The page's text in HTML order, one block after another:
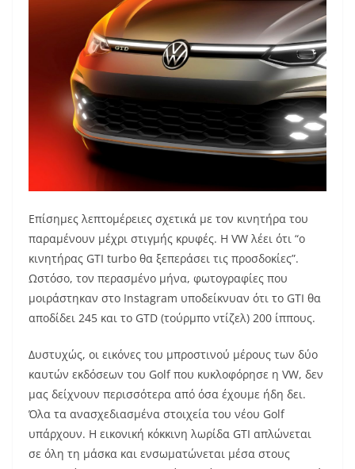
Επίσημες λεπτομέρειες σχετικά με τον κινητήρα του
παραμένουν μέχρι στιγμής κρυφές. Η VW λέει ότι “ο
κινητήρας GTI turbo θα ξεπεράσει τις προσδοκίες”.
Ωστόσο, τον περασμένο μήνα, φωτογραφίες που
μοιράστηκαν στο Instagram υποδείκνυαν ότι το GTI θα
αποδίδει 245 και το GTD (τούρμπο ντίζελ) 200 ίππους.
Δυστυχώς, οι εικόνες του μπροστινού μέρους των δύο
καυτών εκδόσεων του Golf που κυκλοφόρησε η VW, δεν
μας δείχνουν περισσότερα από όσα έχουμε ήδη δει.
Όλα τα ανασχεδιασμένα στοιχεία του νέου Golf
υπάρχουν. Η εικονική κόκκινη λωρίδα GTI απλώνεται
σε όλη τη μάσκα και ενσωματώνεται μέσα στους